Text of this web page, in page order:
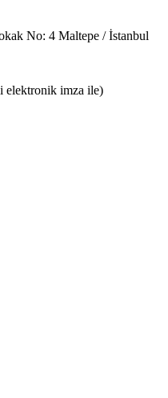
No: 4 Maltepe / İstanbul
elektronik imza ile)